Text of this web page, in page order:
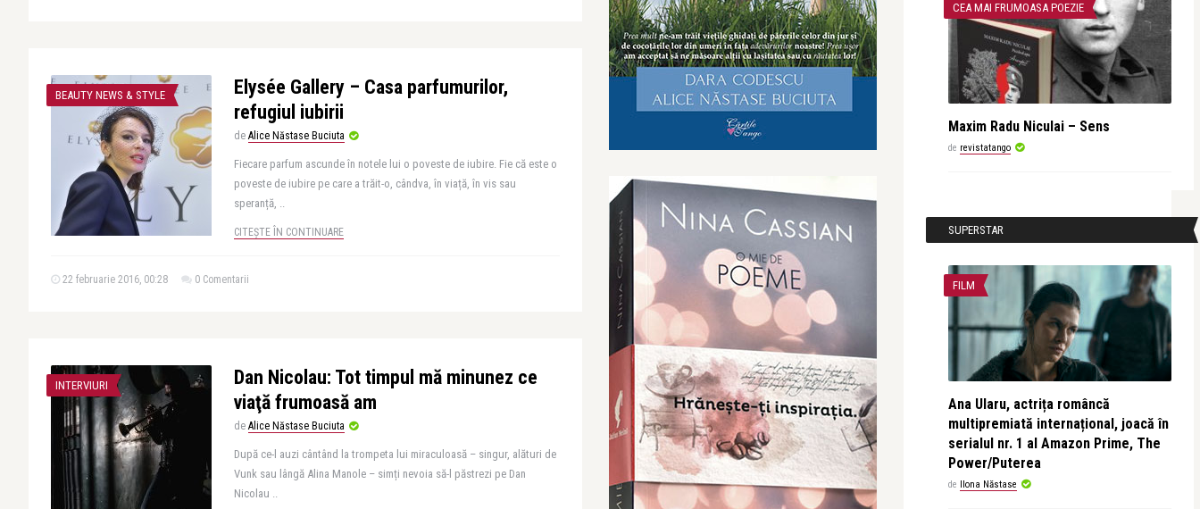
BEAUTY NEWS & STYLE
Elysée Gallery – Casa parfumurilor,
refugiul iubirii
de Alice Năstase Buciuta
Fiecare parfum ascunde în notele lui o poveste de iubire. Fie că este o
poveste de iubire pe care a trăit-o, cândva, în viață, în vis sau
speranță, ..
CITEȘTE ÎN CONTINUARE
22 februarie 2016, 00:28 0 Comentarii
INTERVIURI
Dan Nicolau: Tot timpul mă minunez ce
viaţă frumoasă am
de Alice Năstase Buciuta
După ce-l auzi cântând la trompeta lui miraculoasă – singur, alături de
Vunk sau lângă Alina Manole – simți nevoia să-l păstrezi pe Dan
Nicolau ..
CEA MAI FRUMOASA POEZIE
Maxim Radu Niculai – Sens
de revistatango
SUPERSTAR
FILM
Ana Ularu, actrița româncă
multipremiată internațional, joacă în
serialul nr. 1 al Amazon Prime, The
Power/Puterea
de Ilona Năstase